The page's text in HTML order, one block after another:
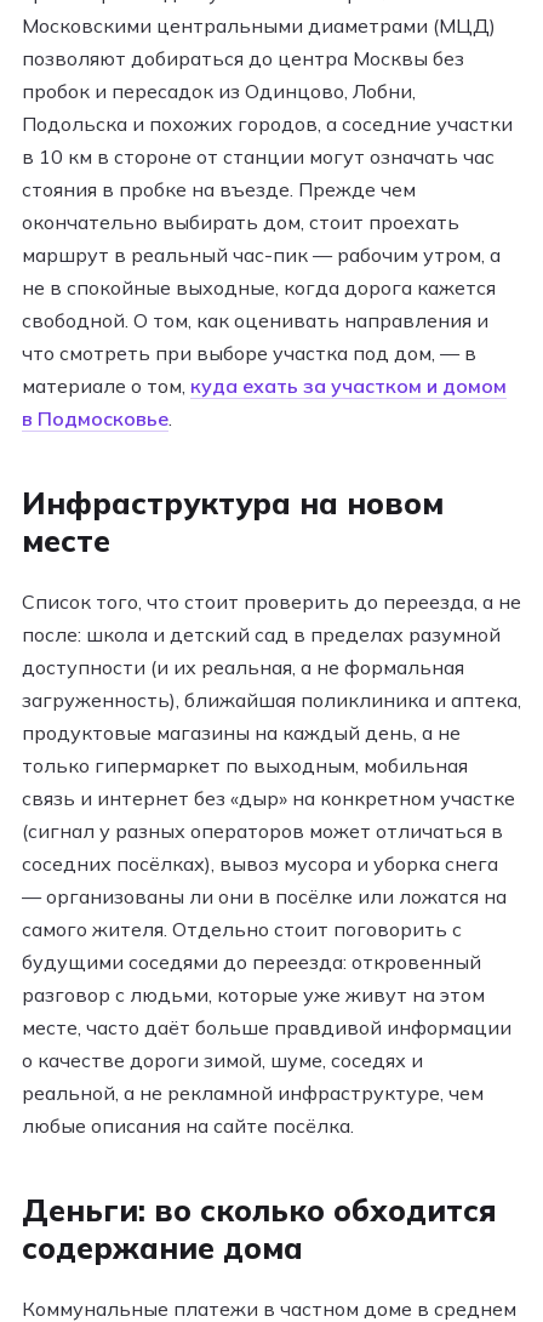
Московскими центральными диаметрами (МЦД)
позволяют добираться до центра Москвы без
пробок и пересадок из Одинцово, Лобни,
Подольска и похожих городов, а соседние участки
в 10 км в стороне от станции могут означать час
стояния в пробке на въезде. Прежде чем
окончательно выбирать дом, стоит проехать
маршрут в реальный час-пик — рабочим утром, а
не в спокойные выходные, когда дорога кажется
свободной. О том, как оценивать направления и
что смотреть при выборе участка под дом, — в
материале о том, куда ехать за участком и домом
в Подмосковье
Инфраструктура на новом
месте
Список того, что стоит проверить до переезда, а не
после: школа и детский сад в пределах разумной
доступности (и их реальная, а не формальная
загруженность), ближайшая поликлиника и аптека,
продуктовые магазины на каждый день, а не
только гипермаркет по выходным, мобильная
связь и интернет без «дыр» на конкретном участке
(сигнал у разных операторов может отличаться в
соседних посёлках), вывоз мусора и уборка снега
— организованы ли они в посёлке или ложатся на
самого жителя. Отдельно стоит поговорить с
будущими соседями до переезда: откровенный
разговор с людьми, которые уже живут на этом
месте, часто даёт больше правдивой информации
о качестве дороги зимой, шуме, соседях и
реальной, а не рекламной инфраструктуре, чем
любые описания на сайте посёлка.
Деньги: во сколько обходится
содержание дома
Коммунальные платежи в частном доме в среднем